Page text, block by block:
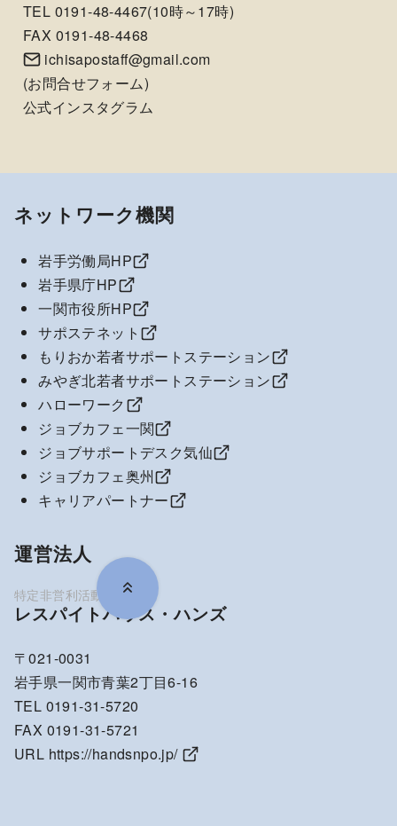
TEL 0191-48-4467(10時～17時)
FAX 0191-48-4468
ichisapostaff@gmail.com
(お問合せフォーム)
公式インスタグラム
ネットワーク機関
岩手労働局HP
岩手県庁HP
一関市役所HP
サポステネット
もりおか若者サポートステーション
みやぎ北若者サポートステーション
ハローワーク
ジョブカフェ一関
ジョブサポートデスク気仙
ジョブカフェ奥州
キャリアパートナー
運営法人
レスパイトハウス・ハンズ
〒021-0031
岩手県一関市青葉2丁目6-16
TEL 0191-31-5720
FAX 0191-31-5721
URL https://handsnpo.jp/